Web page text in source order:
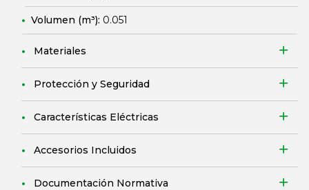
Volumen (m³): 0.051
Materiales
Protección y Seguridad
Características Eléctricas
Accesorios Incluidos
Documentación Normativa